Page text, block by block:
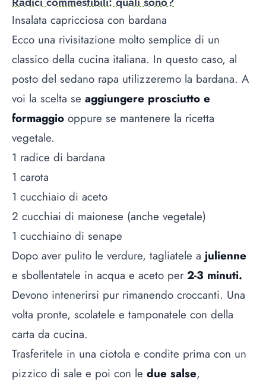
Insalata capricciosa con bardana
Ecco una rivisitazione molto semplice di un
classico della cucina italiana. In questo caso, al
posto del sedano rapa utilizzeremo la bardana. A
voi la scelta se aggiungere prosciutto e
formaggio oppure se mantenere la ricetta
vegetale.
1 radice di bardana
1 carota
1 cucchiaio di aceto
2 cucchiai di maionese (anche vegetale)
1 cucchiaino di senape
Dopo aver pulito le verdure, tagliatele a julienne
e sbollentatele in acqua e aceto per 2-3 minuti.
Devono intenerirsi pur rimanendo croccanti. Una
volta pronte, scolatele e tamponatele con della
carta da cucina.
Trasferitele in una ciotola e condite prima con un
pizzico di sale e poi con le due salse,